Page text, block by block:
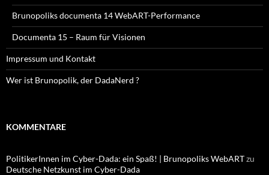
Brunopoliks documenta 14 WebART-Performance
Documenta 15 – Raum für Visionen
Impressum und Kontakt
Wer ist Brunopolik, der DadaNerd ?
KOMMENTARE
PolitikerInnen im Cyber-Dada: ein Spaß! | Brunopoliks WebARTzu
Deutsche Netzkunst im Cyber-Dada